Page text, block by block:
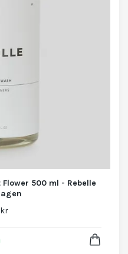
500 ml - Rebelle